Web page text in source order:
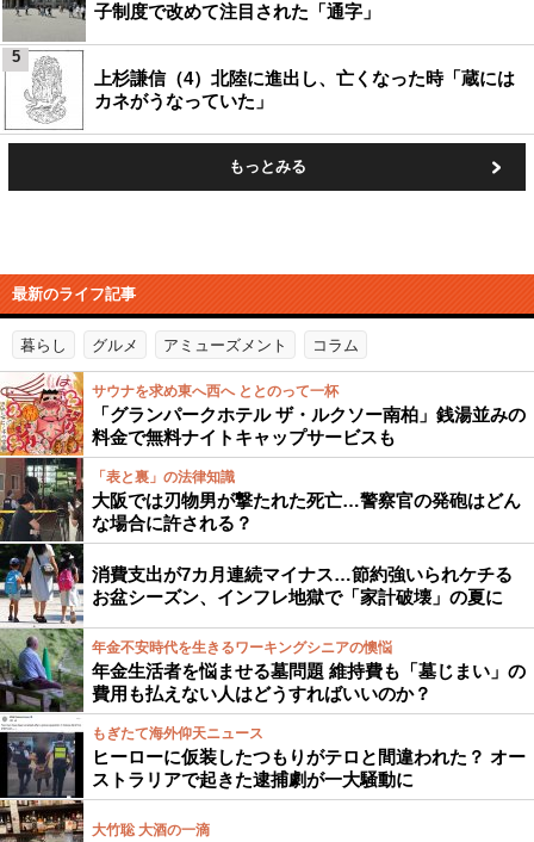
子制度で改めて注目された「通字」
上杉謙信（4）北陸に進出し、亡くなった時「蔵には
カネがうなっていた」
5
もっとみる
最新のライフ記事
暮らし グルメ アミューズメント コラム
サウナを求め東へ西へ ととのって一杯
「グランパークホテル ザ・ルクソー南柏」銭湯並みの
料金で無料ナイトキャップサービスも
「表と裏」の法律知識
大阪では刃物男が撃たれた死亡…警察官の発砲はどん
な場合に許される？
消費支出が7カ月連続マイナス…節約強いられケチる
お盆シーズン、インフレ地獄で「家計破壊」の夏に
年金不安時代を生きるワーキングシニアの懊悩
年金生活者を悩ませる墓問題 維持費も「墓じまい」の
費用も払えない人はどうすればいいのか？
もぎたて海外仰天ニュース
ヒーローに仮装したつもりがテロと間違われた？ オー
ストラリアで起きた逮捕劇が一大騒動に
大竹聡 大酒の一滴